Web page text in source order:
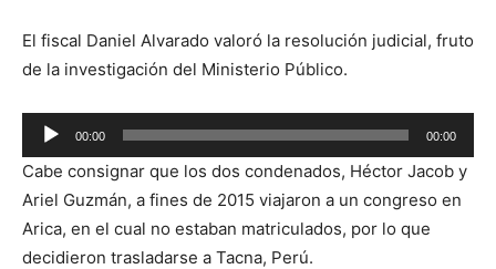
El fiscal Daniel Alvarado valoró la resolución judicial, fruto
de la investigación del Ministerio Público.
Reproductor
de
audio
00:00 00:00
Cabe consignar que los dos condenados, Héctor Jacob y
Ariel Guzmán, a fines de 2015 viajaron a un congreso en
Arica, en el cual no estaban matriculados, por lo que
decidieron trasladarse a Tacna, Perú.